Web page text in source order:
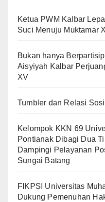
Ketua PWM Kalbar
Suci Menuju Muktamar
Bukan hanya
Aisyiyah Kalbar
XV
Tumbler dan Relasi
Kelompok KKN 69
Pontianak Dibagi Dua
Dampingi Pelayanan
Sungai Batang
FIKPSI Universitas
Dukung Pemenuhan